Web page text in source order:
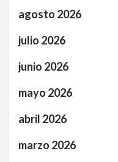
agosto 2026
julio 2026
junio 2026
mayo 2026
abril 2026
marzo 2026